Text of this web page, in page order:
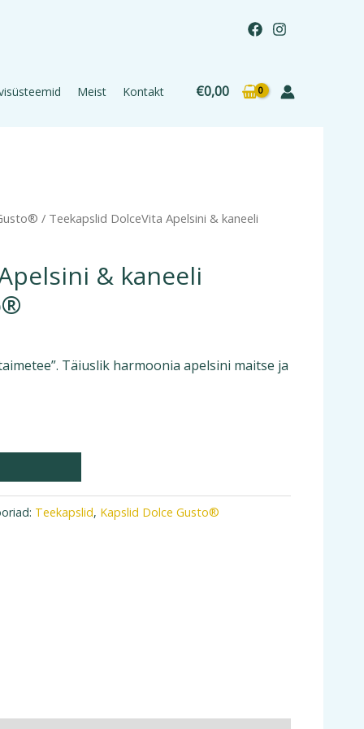
Meist Kontakt €0,00
/ Teekapslid DolceVita Apelsini & kaneeli
& kaneeli
Täiuslik harmoonia apelsini maitse ja
Teekapslid, Kapslid Dolce Gusto®